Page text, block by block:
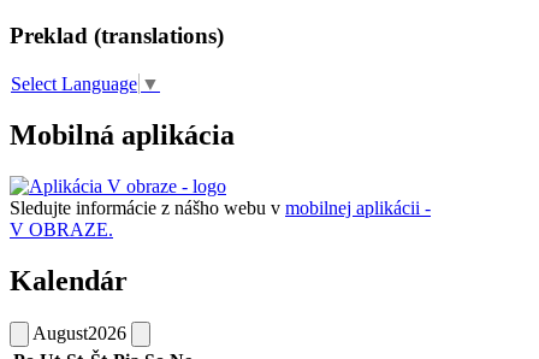
Preklad (translations)
Select Language ▼
Mobilná aplikácia
Sledujte informácie z nášho webu v mobilnej aplikácii -
V OBRAZE.
Kalendár
August2026